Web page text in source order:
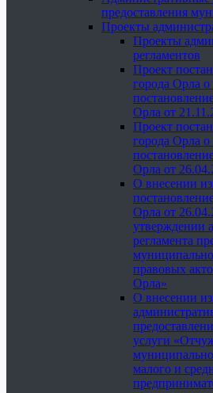
предоставления
Проекты
Проекты
регламентов
Проект
города Орла
Орла от
Проект
города Орла
Орла от
О внесении
Орла от
утверждении
регламента
правовых
Орла»
О внесении
услуги
малого и